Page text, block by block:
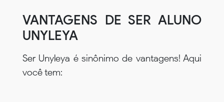
VANTAGENS DE SER ALUNO
UNYLEYA
Ser Unyleya é sinônimo de vantagens! Aqui
você tem: